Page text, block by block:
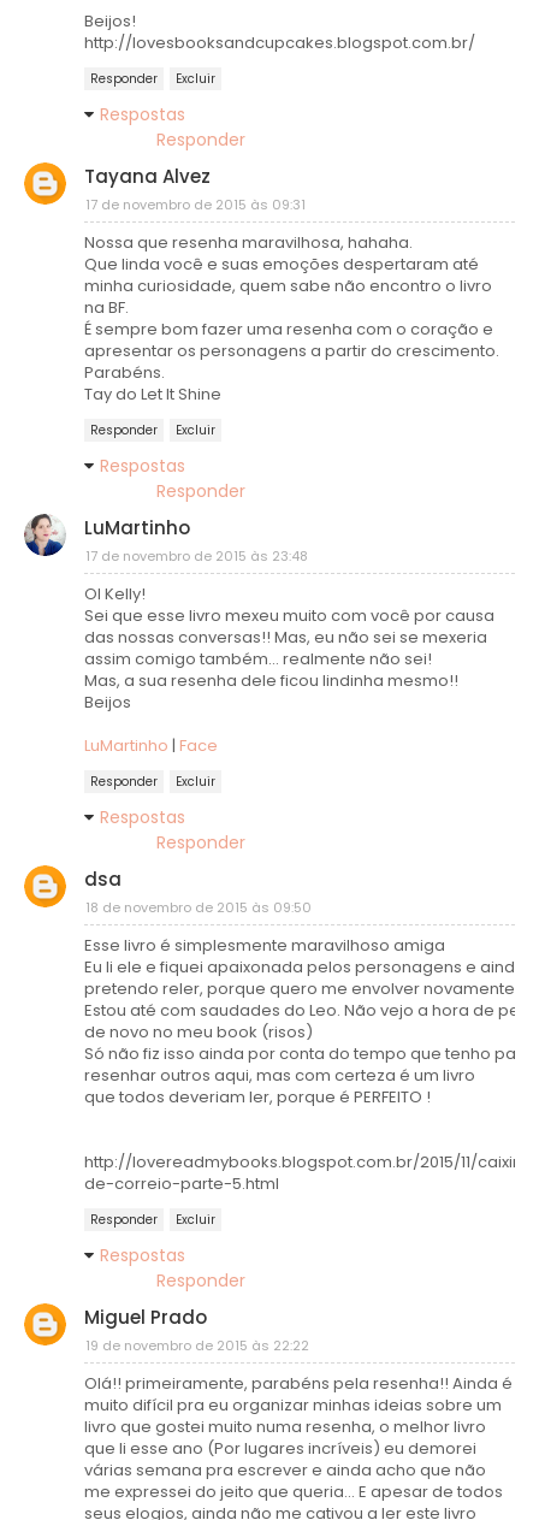
Beijos!
http://lovesbooksandcupcakes.blogspot.com.br/
Responder Excluir
Respostas
Responder
Tayana Alvez
17 de novembro de 2015 às 09:31
Nossa que resenha maravilhosa, hahaha.
Que linda você e suas emoções despertaram até
minha curiosidade, quem sabe não encontro o livro
na BF.
É sempre bom fazer uma resenha com o coração e
apresentar os personagens a partir do crescimento.
Parabéns.
Tay do Let It Shine
Responder Excluir
Respostas
Responder
LuMartinho
17 de novembro de 2015 às 23:48
OI Kelly!
Sei que esse livro mexeu muito com você por causa
das nossas conversas!! Mas, eu não sei se mexeria
assim comigo também... realmente não sei!
Mas, a sua resenha dele ficou lindinha mesmo!!
Beijos
LuMartinho | Face
Responder Excluir
Respostas
Responder
dsa
18 de novembro de 2015 às 09:50
Esse livro é simplesmente maravilhoso amiga
Eu li ele e fiquei apaixonada pelos personagens e ainda
pretendo reler, porque quero me envolver novamente.
Estou até com saudades do Leo. Não vejo a hora de
de novo no meu book (risos)
Só não fiz isso ainda por conta do tempo que tenho para
resenhar outros aqui, mas com certeza é um livro
que todos deveriam ler, porque é PERFEITO !
http://lovereadmybooks.blogspot.com.br/2015/11/
de-correio-parte-5.html
Responder Excluir
Respostas
Responder
Miguel Prado
19 de novembro de 2015 às 22:22
Olá!! primeiramente, parabéns pela resenha!! Ainda é
muito difícil pra eu organizar minhas ideias sobre um
livro que gostei muito numa resenha, o melhor livro
que li esse ano (Por lugares incríveis) eu demorei
várias semana pra escrever e ainda acho que não
me expressei do jeito que queria... E apesar de todos
seus elogios, ainda não me cativou a ler este livro